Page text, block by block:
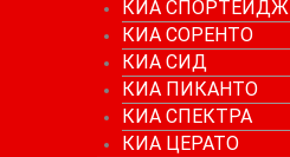
КИА СПОРТЕЙДЖ
КИА СОРЕНТО
КИА СИД
КИА ПИКАНТО
КИА СПЕКТРА
КИА ЦЕРАТО